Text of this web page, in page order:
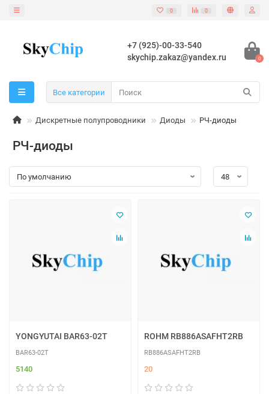
0 0
+7 (925)-00-33-540
skychip.zakaz@yandex.ru
0
Все категории
Дискретные полупроводники Диоды РЧ-диоды
РЧ-диоды
YONGYUTAI BAR63-02T
BAR63-02T
5140
ROHM RB886ASAFHT2RB
RB886ASAFHT2RB
20